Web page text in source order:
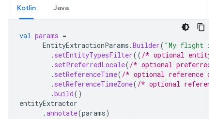
Kotlin Java
val params =
EntityExtractionParams .Builder( "My flight is
. setEntityTypesFilter(( /* optional
. setPreferredLocale( /* optional preferred
. setReferenceTime( /* optional reference
. setReferenceTimeZone( /* optional
.build()
entityExtractor
.annotate(params)